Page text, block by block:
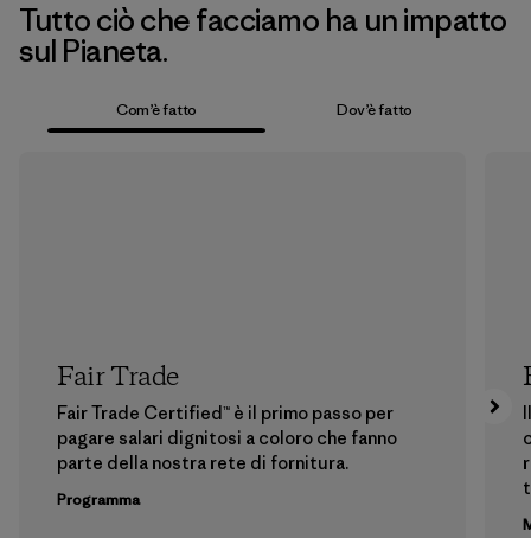
Tutto ciò che facciamo ha un impatto
sul Pianeta.
Com’è fatto Dov’è fatto
Fair Trade
Fair Trade Certified™ è il primo passo per
pagare salari dignitosi a coloro che fanno
parte della nostra rete di fornitura.
Programma